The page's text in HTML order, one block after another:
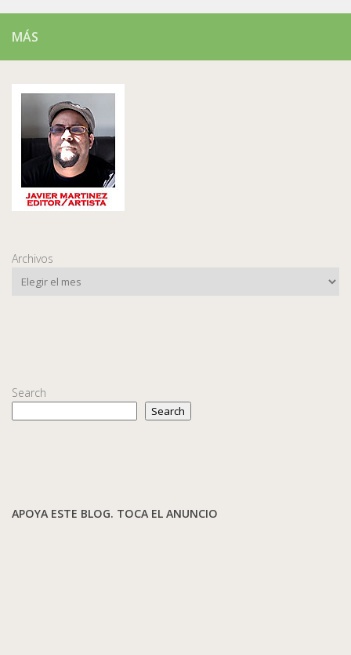
MÁS
Archivos
Search
Search
APOYA ESTE BLOG. TOCA EL ANUNCIO